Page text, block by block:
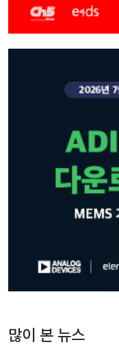
많이 본 뉴스